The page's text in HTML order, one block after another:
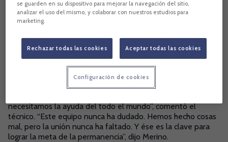
“Afrontamos un partido fundamental para nosotros, ante un
equipo con buenos jugadores, al que no le va nada en el
envite, pero que querrá ganar. Es un choque complicado”,
comenzó explicando Merino.
Se prepara un gran ambiente en el CIAT, lo que supone una
necesitamos la ayuda del todo el mundo”, comentó el
técnico. “Este equipo nunca ha dudado. Hemos hecho cosas
mal, pero la unión nunca ha faltado. Y ése es la clave para
lograr la meta de la permanencia”, dijo Merino.
se guarden en su dispositivo para mejorar la navegación del sitio,
analizar el uso del mismo, y colaborar con nuestros estudios para
marketing.
Rechazar todas las cookies Aceptar todas las cookies
Configuración de cookies